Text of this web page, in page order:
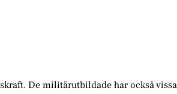
De militärutbildade har också